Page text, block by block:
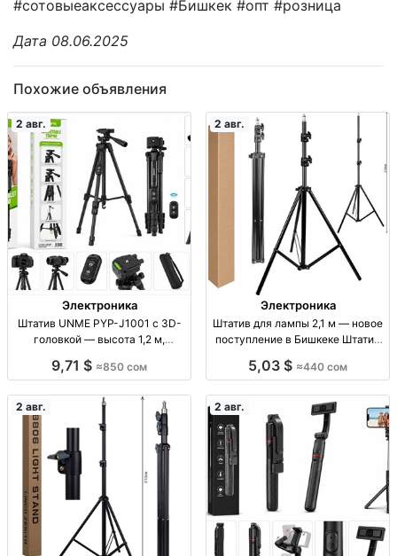
#сотовыеаксессуары #Бишкек #опт #розница
Дата 08.06.2025
Похожие объявления
2 авг.
Электроника
Штатив UNME PYP-J1001 с 3D-
головкой — высота 1,2 м,
PYP-J1001, 3D-головка, высота
быстросъемная площадка 1/4,
9,71 $ ≈850 сом
2 авг.
Электроника
Штатив для лампы 2,1 м — новое
поступление в Бишкеке Штатив
Бишкек
5,03 $ ≈440 сом
2 авг. 2 авг.